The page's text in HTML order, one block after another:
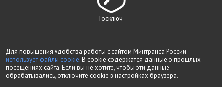
Госключ
Для повышения удобства работы с сайтом Минтранса России
использует файлы cookie. В cookie содержатся данные о прошлых
посещениях сайта. Если вы не хотите, чтобы эти данные
обрабатывались, отключите cookie в настройках браузера.